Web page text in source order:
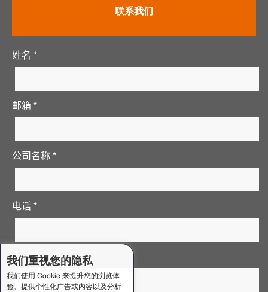
我们重视您的隐私
我们使用 Cookie 来提升您的浏览体
验、提供个性化广告或内容以及分析
联系我们
姓名 *
邮箱 *
公司名称 *
电话 *
需求说明 *